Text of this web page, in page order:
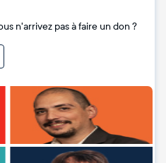
n'arrivez pas à faire un don ?